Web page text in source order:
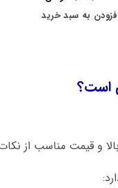
به سبد خرید